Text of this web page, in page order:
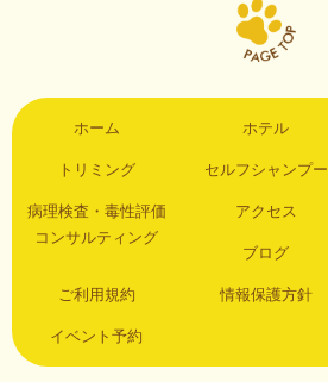
ホーム ホテル
トリミング セルフシャンプー
病理検査・毒性評価
コンサルティング
アクセス
ブログ
ご利用規約 情報保護方針
イベント予約